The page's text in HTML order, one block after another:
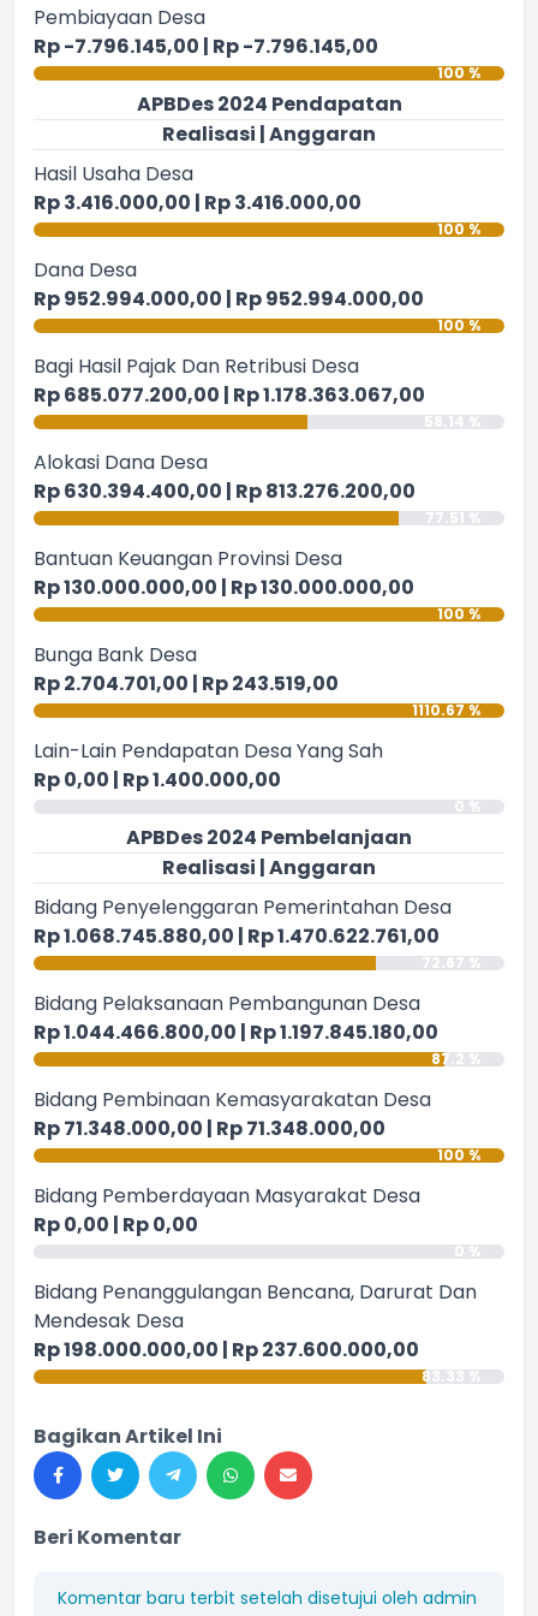
Pembiayaan Desa
Rp -7.796.145,00 | Rp -7.796.145,00
100 %
APBDes 2024 Pendapatan
Realisasi | Anggaran
Hasil Usaha Desa
Rp 3.416.000,00 | Rp 3.416.000,00
100 %
Dana Desa
Rp 952.994.000,00 | Rp 952.994.000,00
100 %
Bagi Hasil Pajak Dan Retribusi Desa
Rp 685.077.200,00 | Rp 1.178.363.067,00
58.14 %
Alokasi Dana Desa
Rp 630.394.400,00 | Rp 813.276.200,00
77.51 %
Bantuan Keuangan Provinsi Desa
Rp 130.000.000,00 | Rp 130.000.000,00
100 %
Bunga Bank Desa
Rp 2.704.701,00 | Rp 243.519,00
1110.67 %
Lain-Lain Pendapatan Desa Yang Sah
Rp 0,00 | Rp 1.400.000,00
0 %
APBDes 2024 Pembelanjaan
Realisasi | Anggaran
Bidang Penyelenggaran Pemerintahan Desa
Rp 1.068.745.880,00 | Rp 1.470.622.761,00
72.67 %
Bidang Pelaksanaan Pembangunan Desa
Rp 1.044.466.800,00 | Rp 1.197.845.180,00
87.2 %
Bidang Pembinaan Kemasyarakatan Desa
Rp 71.348.000,00 | Rp 71.348.000,00
100 %
Bidang Pemberdayaan Masyarakat Desa
Rp 0,00 | Rp 0,00
0 %
Bidang Penanggulangan Bencana, Darurat Dan
Mendesak Desa
Rp 198.000.000,00 | Rp 237.600.000,00
83.33 %
Bagikan Artikel Ini
Beri Komentar
Komentar baru terbit setelah disetujui oleh admin
Rajaban RW.003
Lokasi :
Gandasoli Rw.003
Waktu
: 06 Juni 2023 06:56:50